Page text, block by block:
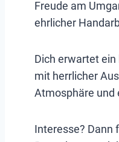
Freude am
ehrlicher
Dich erwartet
mit herrlicher
Atmosphäre und
Interesse? Dann